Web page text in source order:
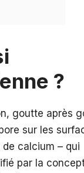
?
goutte après
sur les
calcium – qui
par la